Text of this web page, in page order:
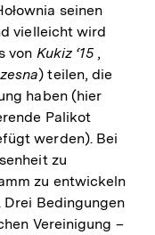
seinen
vielleicht wird
von Kukiz ‘15 ,
) teilen, die
haben (hier
Palikot
werden). Bei
zu
zu entwickeln
Bedingungen
Vereinigung –